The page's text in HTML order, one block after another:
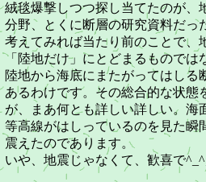
絨毯爆撃しつつ探し当てたのが、
分野、とくに断層の研究資料だっ
考えてみれば当たり前のことで、
「陸地だけ」にとどまるものでは
陸地から海底にまたがってはしる
あるわけです。その総合的な状態
が、まあ何とも詳しい詳しい。海
等高線がはしっているのを見た瞬
震えたのであります。
いや、地震じゃなくて、歓喜で